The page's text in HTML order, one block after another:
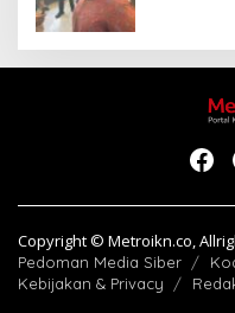
Copyright © Metroikn.co,
Pedoman Media Siber
Kebijakan & Privacy